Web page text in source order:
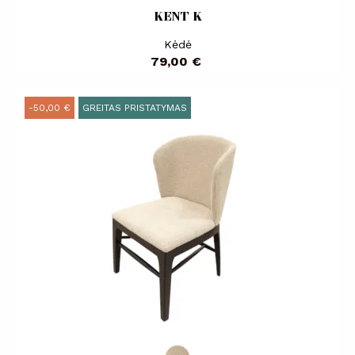
KENT K
Kėdė
Kaina
79,00 €
-50,00 € GREITAS PRISTATYMAS